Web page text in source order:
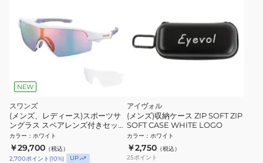
NEW
スワンズ
(メンズ、レディース)スポーツサ
ングラス スペアレンズ付きセット
STRIX D.A. MITレンズモデル STX
DA-2012/LS MAW
カラー ： ホワイト
￥29,700 （税込）
2,700ポイント (10%) UP
アイヴォル
(メンズ)収納ケース ZIP SOFT ZIP
SOFT CASE WHITE LOGO
カラー ： ホワイト
￥2,750 （税込）
25ポイント